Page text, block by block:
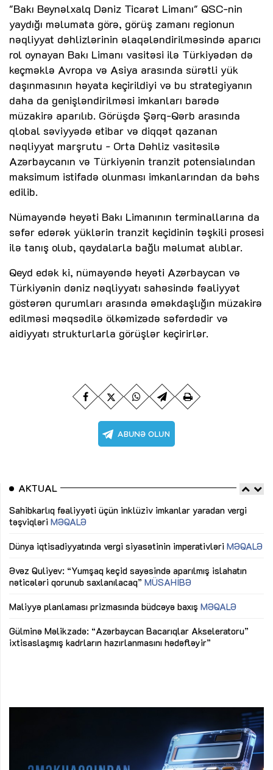
"Bakı Beynəlxalq Dəniz Ticarət Limanı" QSC-nin
yaydığı məlumata görə, görüş zamanı regionun
nəqliyyat dəhlizlərinin əlaqələndirilməsində aparıcı
rol oynayan Bakı Limanı vasitəsi ilə Türkiyədən də
keçməklə Avropa və Asiya arasında sürətli yük
daşınmasının həyata keçirildiyi və bu strategiyanın
daha da genişləndirilməsi imkanları barədə
müzakirə aparılıb. Görüşdə Şərq-Qərb arasında
qlobal səviyyədə etibar və diqqət qazanan
nəqliyyat marşrutu - Orta Dəhliz vasitəsilə
Azərbaycanın və Türkiyənin tranzit potensialından
maksimum istifadə olunması imkanlarından da bəhs
edilib.
Nümayəndə heyəti Bakı Limanının terminallarına da
səfər edərək yüklərin tranzit keçidinin təşkili prosesi
ilə tanış olub, qaydalarla bağlı məlumat alıblar.
Qeyd edək ki, nümayəndə heyəti Azərbaycan və
Türkiyənin dəniz nəqliyyatı sahəsində fəaliyyət
göstərən qurumları arasında əməkdaşlığın müzakirə
edilməsi məqsədilə ölkəmizədə səfərdədir və
aidiyyatı strukturlarla görüşlər keçirirlər.
AKTUAL
Sahibkarlıq fəaliyyəti üçün inklüziv imkanlar yaradan vergi
təşviqləri MƏQALƏ
Dünya iqtisadiyyatında vergi siyasətinin imperativləri MƏQALƏ
Əvəz Quliyev: “Yumşaq keçid sayəsində aparılmış islahatın
nəticələri qorunub saxlanılacaq” MÜSAHİBƏ
Maliyyə planlaması prizmasında büdcəyə baxış MƏQALƏ
Gülminə Məlikzadə: “Azərbaycan Bacarıqlar Akseleratoru”
ixtisaslaşmış kadrların hazırlanmasını hədəfləyir”